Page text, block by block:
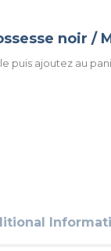
noir /
puis ajoutez au